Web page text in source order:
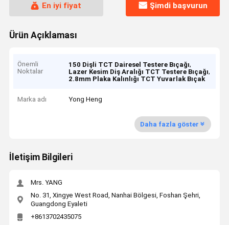
En iyi fiyat
Şimdi başvurun
Ürün Açıklaması
Önemli
Noktalar
150 Dişli TCT Dairesel Testere Bıçağı,
Lazer Kesim Diş Aralığı TCT Testere Bıçağı,
2.8mm Plaka Kalınlığı TCT Yuvarlak Bıçak
Marka adı Yong Heng
Daha fazla göster
İletişim Bilgileri
Mrs. YANG
No. 31, Xingye West Road, Nanhai Bölgesi, Foshan Şehri,
Guangdong Eyaleti
+8613702435075